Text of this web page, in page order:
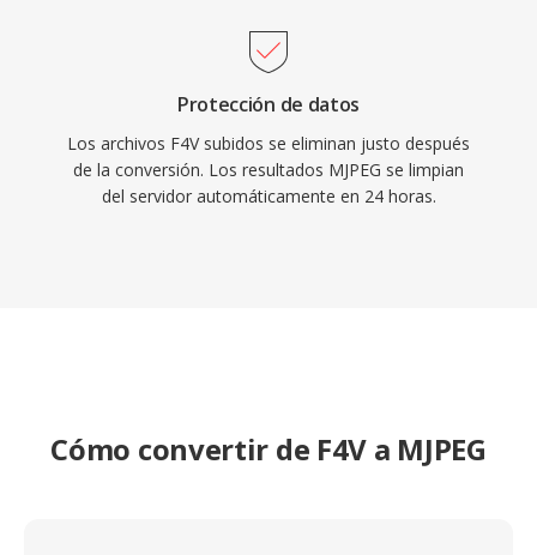
incluso en hardware embebido con recursos
Protección de datos
Los archivos F4V subidos se eliminan justo después
de la conversión. Los resultados MJPEG se limpian
del servidor automáticamente en 24 horas.
Cómo convertir de F4V a MJPEG